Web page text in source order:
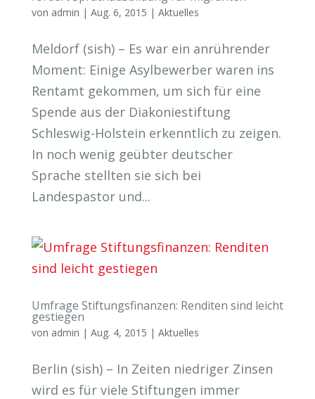
von admin | Aug. 6, 2015 | Aktuelles
Meldorf (sish) – Es war ein anrührender
Moment: Einige Asylbewerber waren ins
Rentamt gekommen, um sich für eine
Spende aus der Diakoniestiftung
Schleswig-Holstein erkenntlich zu zeigen.
In noch wenig geübter deutscher
Sprache stellten sie sich bei
Landespastor und...
Umfrage Stiftungsfinanzen: Renditen sind leicht
gestiegen
von admin | Aug. 4, 2015 | Aktuelles
Berlin (sish) – In Zeiten niedriger Zinsen
wird es für viele Stiftungen immer